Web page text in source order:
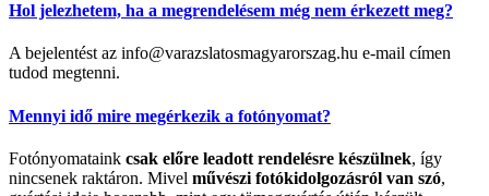
Hol jelezhetem, ha a megrendelésem még nem érkezett meg?
A bejelentést az info@varazslatosmagyarorszag.hu e-mail címen
tudod megtenni.
Mennyi idő mire megérkezik a fotónyomat?
Fotónyomataink csak előre leadott rendelésre készülnek, így
nincsenek raktáron. Mivel művészi fotókidolgozásról van szó,